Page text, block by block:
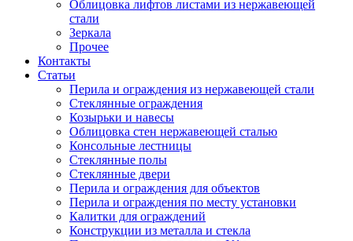
Облицовка лифтов листами из нержавеющей
стали
Зеркала
Прочее
Контакты
Статьи
Перила и ограждения из нержавеющей стали
Стеклянные ограждения
Козырьки и навесы
Облицовка стен нержавеющей сталью
Консольные лестницы
Стеклянные полы
Стеклянные двери
Перила и ограждения для объектов
Перила и ограждения по месту установки
Калитки для ограждений
Конструкции из металла и стекла